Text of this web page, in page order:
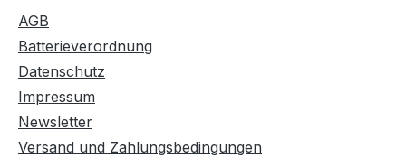
AGB
Batterieverordnung
Datenschutz
Impressum
Newsletter
Versand und Zahlungsbedingungen